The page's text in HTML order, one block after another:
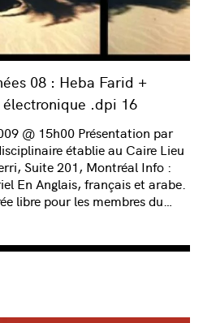
08 : Heba Farid +
.dpi 16
@ 15h00 Présentation par
établie au Caire Lieu
Suite 201, Montréal Info :
En Anglais, français et arabe.
libre pour les membres du…
revue électronique .dpi 16 »